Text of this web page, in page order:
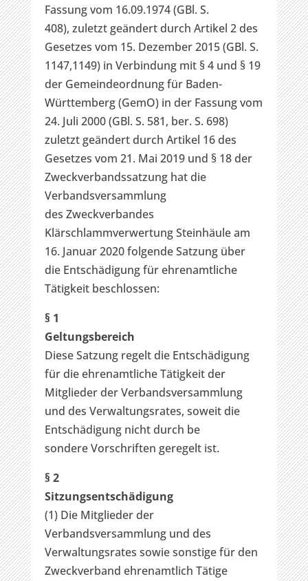
Fassung vom 16.09.1974 (GBl. S.
408), zuletzt geändert durch Artikel 2 des
Gesetzes vom 15. Dezember 2015 (GBl. S.
1147,1149) in Verbindung mit § 4 und § 19
der Gemeindeordnung für Baden-
Württemberg (GemO) in der Fassung vom
24. Juli 2000 (GBl. S. 581, ber. S. 698)
zuletzt geändert durch Artikel 16 des
Gesetzes vom 21. Mai 2019 und § 18 der
Zweckverbandssatzung hat die
Verbandsversammlung
des Zweckverbandes
Klärschlammverwertung Steinhäule am
16. Januar 2020 folgende Satzung über
die Entschädigung für ehrenamtliche
Tätigkeit beschlossen:
§ 1
Geltungsbereich
Diese Satzung regelt die Entschädigung
für die ehrenamtliche Tätigkeit der
Mitglieder der Verbandsversammlung
und des Verwaltungsrates, soweit die
Entschädigung nicht durch be
sondere Vorschriften geregelt ist.
§ 2
Sitzungsentschädigung
(1) Die Mitglieder der
Verbandsversammlung und des
Verwaltungsrates sowie sonstige für den
Zweckverband ehrenamtlich Tätige